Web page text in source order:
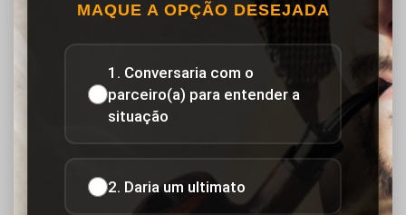
MAQUE A OPÇÃO DESEJADA
1. Conversaria com o
parceiro(a) para entender a
situação
2. Daria um ultimato